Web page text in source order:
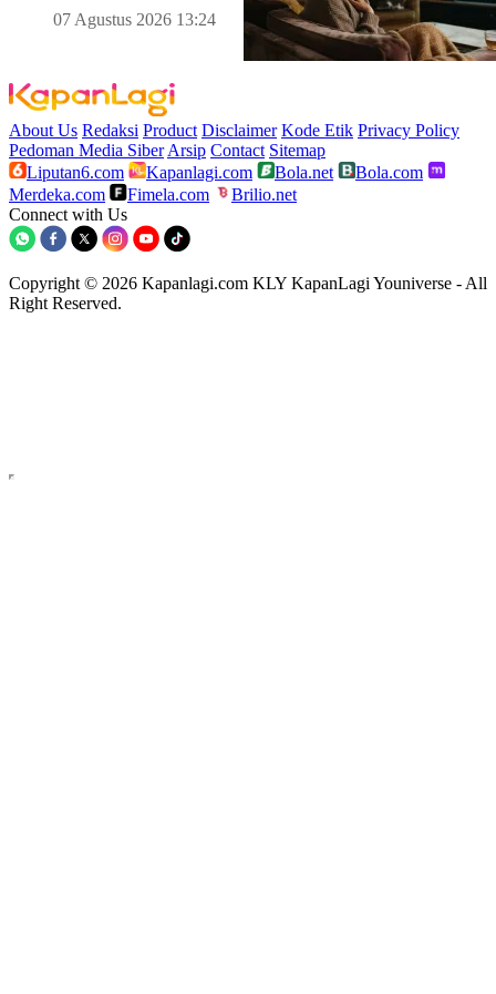
07 Agustus 2026 13:24
About Us Redaksi Product Disclaimer Kode Etik Privacy Policy
Pedoman Media Siber Arsip Contact Sitemap
Liputan6.com
Kapanlagi.com Bola.net
Bola.com
Merdeka.com
Fimela.com
Brilio.net
Connect with Us
Copyright © 2026 Kapanlagi.com KLY KapanLagi Youniverse - All
Right Reserved.